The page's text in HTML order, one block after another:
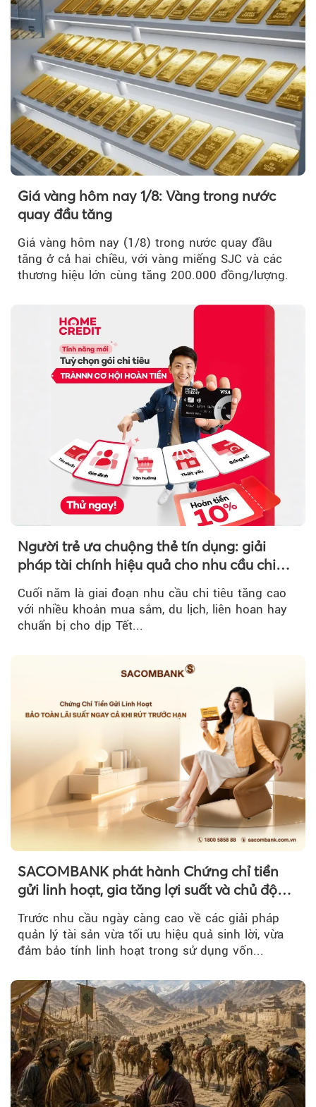
Giá vàng hôm nay 1/8: Vàng trong nước
quay đầu tăng
Giá vàng hôm nay (1/8) trong nước quay đầu
tăng ở cả hai chiều, với vàng miếng SJC và các
thương hiệu lớn cùng tăng 200.000 đồng/lượng.
Người trẻ ưa chuộng thẻ tín dụng: giải
pháp tài chính hiệu quả cho nhu cầu chi
Cuối năm là giai đoạn nhu cầu chi tiêu tăng cao
với nhiều khoản mua sắm, du lịch, liên hoan hay
chuẩn bị cho dịp Tết...
SACOMBANK phát hành Chứng chỉ tiền
gửi linh hoạt, gia tăng lợi suất và chủ động
nguồn vốn cho khách hàng
Trước nhu cầu ngày càng cao về các giải pháp
quản lý tài sản vừa tối ưu hiệu quả sinh lời, vừa
đảm bảo tính linh hoạt trong sử dụng vốn...